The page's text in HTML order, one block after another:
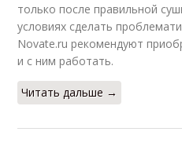
только после правильной
условиях сделать
Novate.ru рекомендуют
и с ним работать.
Читать дальше →